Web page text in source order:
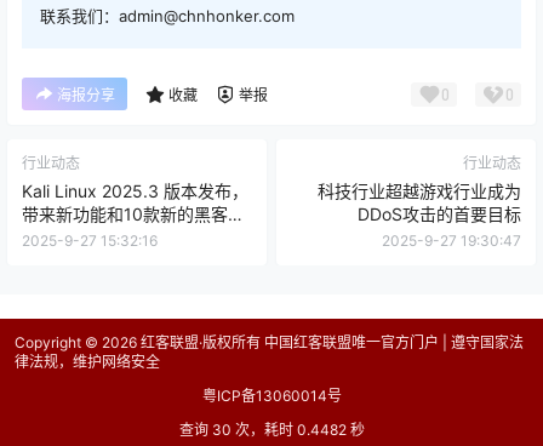
联系我们：admin@chnhonker.com
海报分享 收藏 举报 0 0
行业动态
Kali Linux 2025.3 版本发布，
带来新功能和10款新的黑客工
具
2025-9-27 15:32:16
行业动态
科技行业超越游戏行业成为
DDoS攻击的首要目标
2025-9-27 19:30:47
Copyright © 2026 红客联盟·版权所有 中国红客联盟唯一官方门户 | 遵守国家法
律法规，维护网络安全
粤ICP备13060014号
查询 30 次，耗时 0.4482 秒